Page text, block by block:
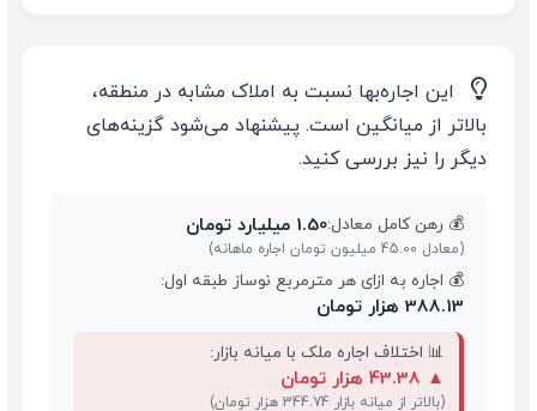
💡
این اجاره‌بها نسبت به املاک مشابه در منطقه،
بالاتر از میانگین است. پیشنهاد می‌شود گزینه‌های
دیگر را نیز بررسی کنید.
💰 رهن کامل معادل:1.50 میلیارد تومان
(معادل 45.00 میلیون تومان اجاره ماهانه)
💰 اجاره به ازای هر مترمربع نوساز طبقه اول:
388.13 هزار تومان
📊 اختلاف اجاره ملک با میانه بازار:
▲ 43.38 هزار تومان
(بالاتر از میانه بازار 344.74 هزار تومان)